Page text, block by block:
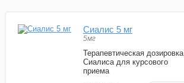
Сиалис 5 мг
5мг
Терапевтическая дозировка
Сиалиса для курсового
приема